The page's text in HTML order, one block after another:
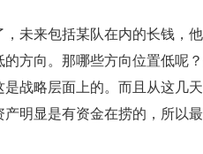
，未来包括某队在内的长钱，
的方向。那哪些方向位置低呢
是战略层面上的。而且从这几
产明显是有资金在捞的，所以